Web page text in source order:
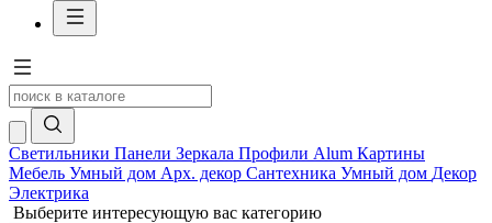
Светильники Панели Зеркала Профили Alum Картины
Мебель Умный дом Арх. декор Сантехника Умный дом Декор
Электрика
Выберите интересующую вас категорию